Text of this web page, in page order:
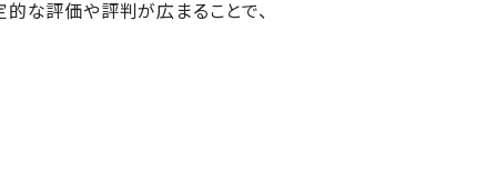
な評価や評判が広まることで、